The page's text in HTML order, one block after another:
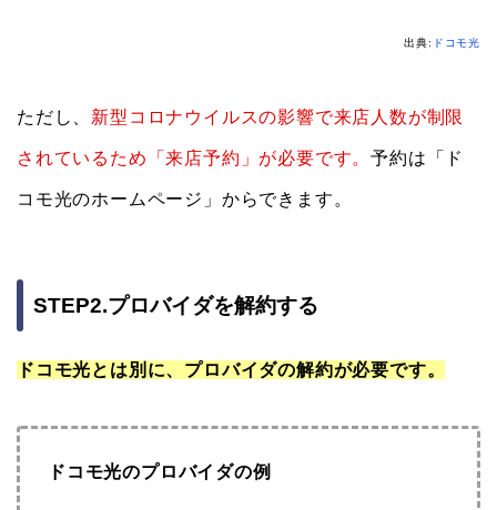
出典: ドコモ光
ただし、 新型コロナウイルスの影響で来店人数が制限
されているため「来店予約」が必要です。予約は「ド
コモ光のホームページ」からできます。
STEP2.プロバイダを解約する
ドコモ光とは別に、プロバイダの解約が必要です。
ドコモ光のプロバイダの例